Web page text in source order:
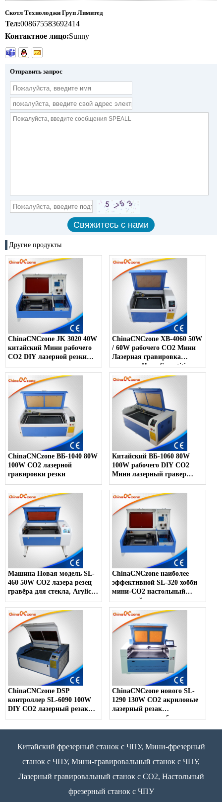
Скотл Технолоджи Груп Лимитед
Тел:008675583692414
Контактное лицо:Sunny
Отправить запрос
Другие продукты
ChinaCNCzone JK 3020 40W
китайский Мини рабочего
СО2 DIY лазерной резки
для продажи
ChinaCNCzone ХВ-4060 50W
/ 60W рабочего СО2 Мини
Лазерная гравировка
машины Цена Cometitive
ChinaCNCzone ВБ-1040 80W
100W СО2 лазерной
гравировки резки
Китайский ВБ-1060 80W
100W рабочего DIY CO2
Мини лазерный гравер
машина для продажи -
ChinaCNCzone
Машина Новая модель SL-
460 50W CO2 лазера резец
гравёра для стекла, Arylic,
дерево, кожа, пластмасса
ChinaCNCzone наиболее
эффективной SL-320 хобби
мини-CO2 настольный
лазерный гравер для
продажи
ChinaCNCzone DSP
контроллер SL-6090 100W
DIY CO2 лазерный резак
гравировальные станки
ChinaCNCzone нового SL-
1290 130W CO2 акриловые
лазерный резак
конкурентоспособная цена
Китайский фрезерный станок с ЧПУ, Мини-фрезерный
станок с ЧПУ, Мини-гравировальный станок с ЧПУ,
Лазерный гравировальный станок с CO2, Настольный
фрезерный станок с ЧПУ